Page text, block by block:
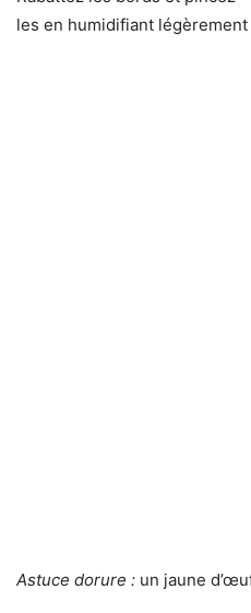
les en humidifiant
Astuce dorure : un jaune